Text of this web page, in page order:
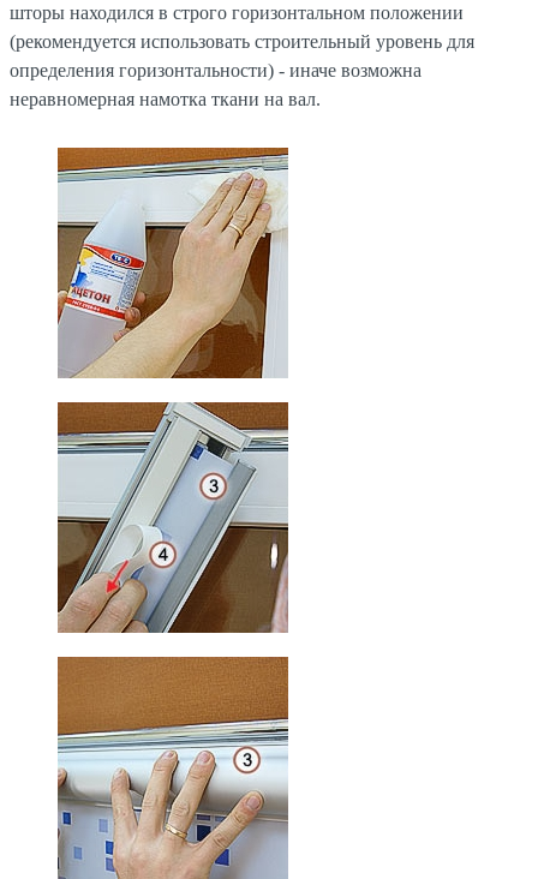
шторы находился в строго горизонтальном положении
(рекомендуется использовать строительный уровень для
определения горизонтальности) - иначе возможна
неравномерная намотка ткани на вал.